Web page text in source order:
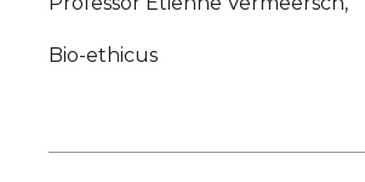
Bio-ethicus